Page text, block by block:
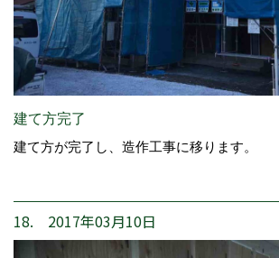
建て方完了
建て方が完了し、造作工事に移ります。
18. 2017年03月10日